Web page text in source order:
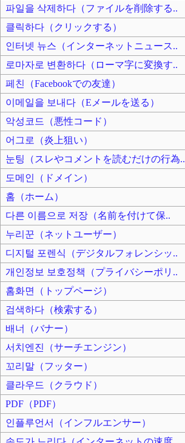
파일을 삭제하다（ファイルを削除する..
클릭하다（クリックする）
인터넷 뉴스（インターネットニュース..
로마자로 변환하다（ローマ字に変換す..
페친（Facebookでの友達）
이메일을 보내다（Eメールを送る）
악성코드（悪性コード）
어그로（炎上狙い）
눈팅（スレやコメントを読むだけの行為..
도메인（ドメイン）
홈（ホーム）
다른 이름으로 저장（名前を付けて保..
누리꾼（ネットユーザー）
디지털 포렌식（デジタルフォレンシッ..
개인정보 보호정책（プライバシーポリ..
홈화면（トップページ）
검색하다（検索する）
배너（バナー）
서치엔진（サーチエンジン）
꼬리말（フッター）
클라우드（クラウド）
PDF（PDF）
인플루언서（インフルエンサー）